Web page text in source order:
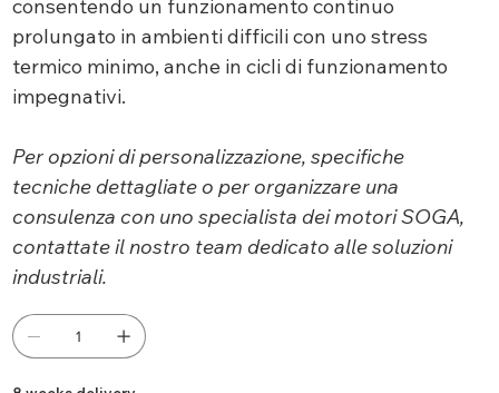
consentendo un funzionamento continuo
prolungato in ambienti difficili con uno stress
termico minimo, anche in cicli di funzionamento
impegnativi.
Per opzioni di personalizzazione, specifiche
tecniche dettagliate o per organizzare una
consulenza con uno specialista dei motori SOGA,
contattate il nostro team dedicato alle soluzioni
industriali.